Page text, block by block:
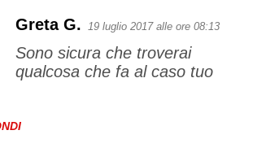
Greta G. 19 luglio 2017 alle ore 08:13
Sono sicura che troverai
qualcosa che fa al caso tuo